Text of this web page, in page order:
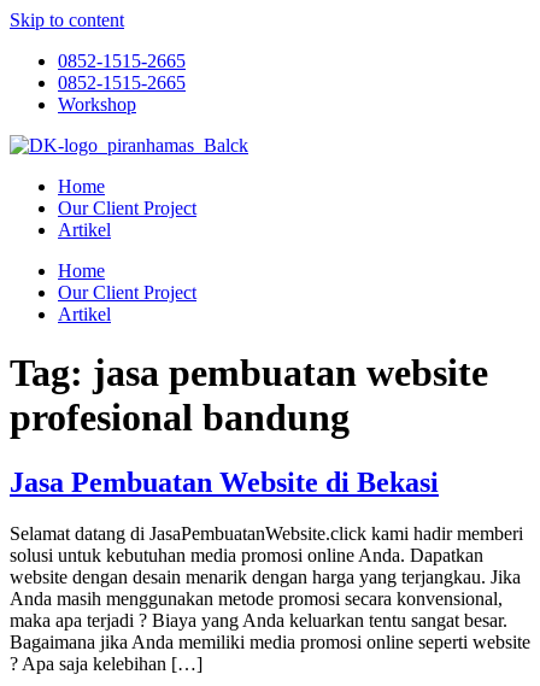
Skip to content
0852-1515-2665
0852-1515-2665
Workshop
Home
Our Client Project
Artikel
Home
Our Client Project
Artikel
Tag: jasa pembuatan website
profesional bandung
Jasa Pembuatan Website di Bekasi
Selamat datang di JasaPembuatanWebsite.click kami hadir memberi
solusi untuk kebutuhan media promosi online Anda. Dapatkan
website dengan desain menarik dengan harga yang terjangkau. Jika
Anda masih menggunakan metode promosi secara konvensional,
maka apa terjadi ? Biaya yang Anda keluarkan tentu sangat besar.
Bagaimana jika Anda memiliki media promosi online seperti website
? Apa saja kelebihan […]